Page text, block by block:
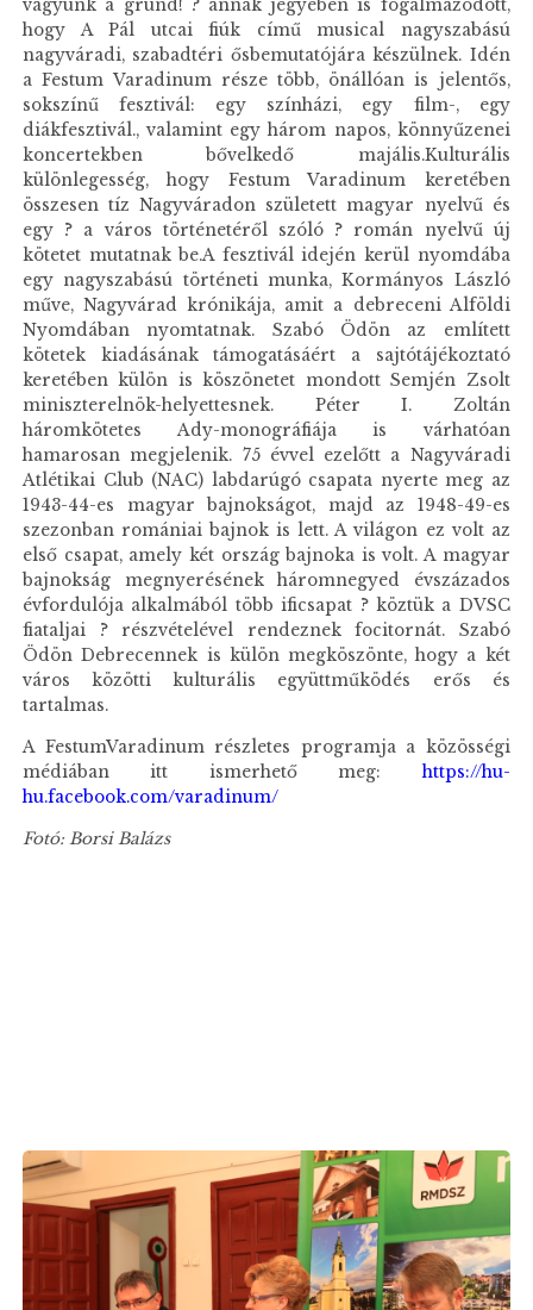
vagyunk a grund! ? annak jegyében is fogalmazódott,
hogy A Pál utcai fiúk című musical nagyszabású
nagyváradi, szabadtéri ősbemutatójára készülnek. Idén
a Festum Varadinum része több, önállóan is jelentős,
sokszínű fesztivál: egy színházi, egy film-, egy
diákfesztivál., valamint egy három napos, könnyűzenei
koncertekben bővelkedő majális.Kulturális
különlegesség, hogy Festum Varadinum keretében
összesen tíz Nagyváradon született magyar nyelvű és
egy ? a város történetéről szóló ? román nyelvű új
kötetet mutatnak be.A fesztivál idején kerül nyomdába
egy nagyszabású történeti munka, Kormányos László
műve, Nagyvárad krónikája, amit a debreceni Alföldi
Nyomdában nyomtatnak. Szabó Ödön az említett
kötetek kiadásának támogatásáért a sajtótájékoztató
keretében külön is köszönetet mondott Semjén Zsolt
miniszterelnök-helyettesnek. Péter I. Zoltán
háromkötetes Ady-monográfiája is várhatóan
hamarosan megjelenik. 75 évvel ezelőtt a Nagyváradi
Atlétikai Club (NAC) labdarúgó csapata nyerte meg az
1943-44-es magyar bajnokságot, majd az 1948-49-es
szezonban romániai bajnok is lett. A világon ez volt az
első csapat, amely két ország bajnoka is volt. A magyar
bajnokság megnyerésének háromnegyed évszázados
évfordulója alkalmából több ificsapat ? köztük a DVSC
fiataljai ? részvételével rendeznek focitornát. Szabó
Ödön Debrecennek is külön megköszönte, hogy a két
város közötti kulturális együttműködés erős és
tartalmas.
A FestumVaradinum részletes programja a közösségi
médiában itt ismerhető meg:https://hu-
hu.facebook.com/varadinum/
Fotó: Borsi Balázs